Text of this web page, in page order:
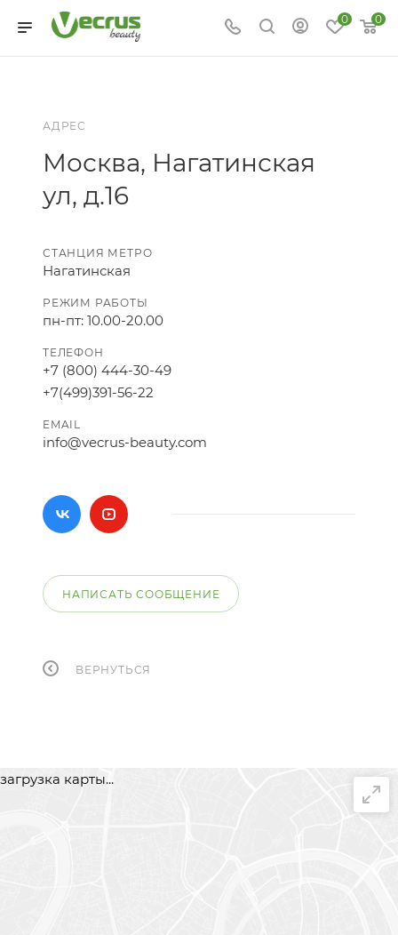
0 0
АДРЕС
Москва, Нагатинская
ул, д.16
СТАНЦИЯ МЕТРО
Нагатинская
РЕЖИМ РАБОТЫ
пн-пт: 10.00-20.00
ТЕЛЕФОН
+7 (800) 444-30-49
+7(499)391-56-22
EMAIL
info@vecrus-beauty.com
НАПИСАТЬ СООБЩЕНИЕ
ВЕРНУТЬСЯ
загрузка карты...